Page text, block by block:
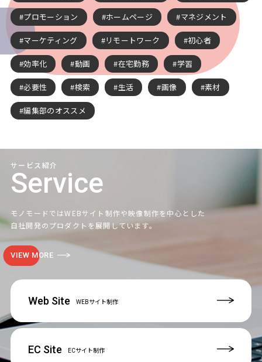
プロモーション ホームページ マネジメント
マーケティング リモートワーク 初心者
効率化 動画 在宅勤務 学習
必要性 検索 生活 画像 素材
編集部のオススメ
サービス紹介
Service
モノモードではWEBサイト制作や映像制作を中心とした
自社開発のプロダクトを展開しています。
VIEW MORE
Web Site WEBサイト制作
EC Site ECサイト制作